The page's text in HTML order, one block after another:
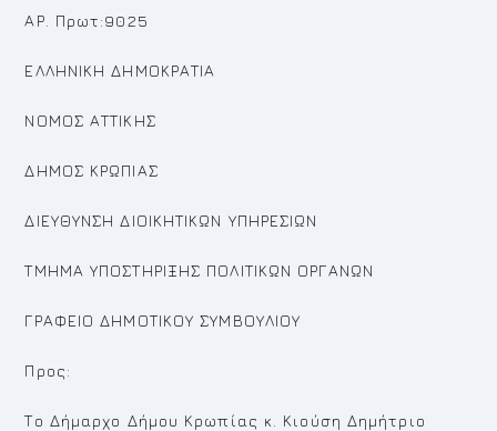
ΑΡ. Πρωτ:9025
ΕΛΛΗΝΙΚΗ ΔΗΜΟΚΡΑΤΙΑ
ΝΟΜΟΣ ΑΤΤΙΚΗΣ
ΔΗΜΟΣ ΚΡΩΠΙΑΣ
ΔΙΕΥΘΥΝΣΗ ΔΙΟΙΚΗΤΙΚΩΝ ΥΠΗΡΕΣΙΩΝ
ΤΜΗΜΑ ΥΠΟΣΤΗΡΙΞΗΣ ΠΟΛΙΤΙΚΩΝ ΟΡΓΑΝΩΝ
ΓΡΑΦΕΙΟ ΔΗΜΟΤΙΚΟΥ ΣΥΜΒΟΥΛΙΟΥ
Προς:
Το Δήμαρχο Δήμου Κρωπίας κ. Κιούση Δημήτριο